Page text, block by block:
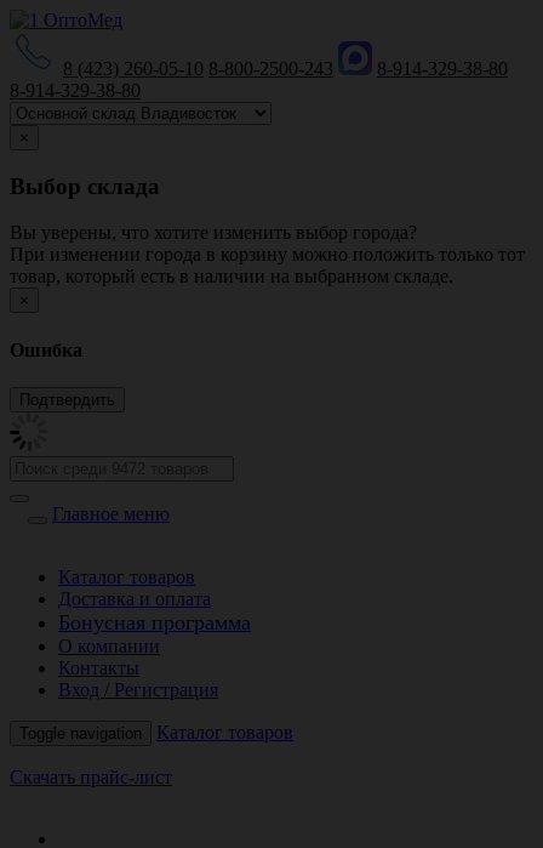
8 (423) 260-05-10 8-800-2500-243
8-914-329-38-80
8-914-329-38-80
×
Выбор склада
Вы уверены, что хотите изменить выбор города?
При изменении города в корзину можно положить только тот
товар, который есть в наличии на выбранном складе.
×
Ошибка
Главное меню
Каталог товаров
Доставка и оплата
Бонусная программа
О компании
Контакты
Вход / Регистрация
Toggle navigation Каталог товаров
Скачать прайс-лист